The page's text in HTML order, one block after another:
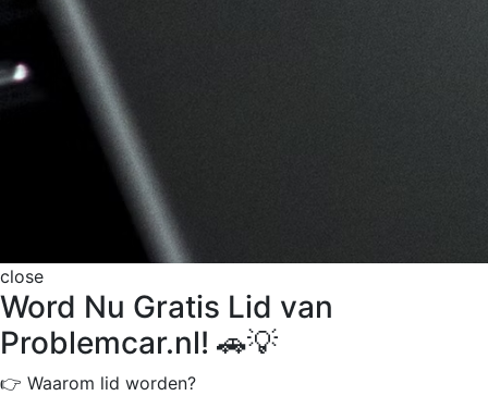
close
Word Nu Gratis Lid van
Problemcar.nl! 🚗💡
👉 Waarom lid worden?